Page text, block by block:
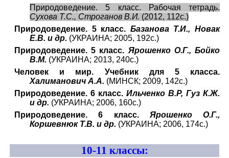
Природоведение. 5 класс. Рабочая тетрадь.
Сухова Т.С., Строганов В.И. (2012, 112с.)
Природоведение. 5 класс. Базанова Т.И., Новак
Е.В. и др. (УКРАИНА; 2005, 192с.)
Природоведение. 5 класс. Ярошенко О.Г., Бойко
В.М. (УКРАИНА; 2013, 240с.)
Человек и мир. Учебник для 5 класса.
Халиманович А.А. (МИНСК; 2009, 142с.)
Природоведение. 6 класс. Ильченко В.Р, Гуз К.Ж.
и др. (УКРАИНА; 2006, 160с.)
Природоведение. 6 класс. Ярошенко О.Г.,
Коршевнюк Т.В. и др. (УКРАИНА; 2006, 174с.)
10-11 классы: